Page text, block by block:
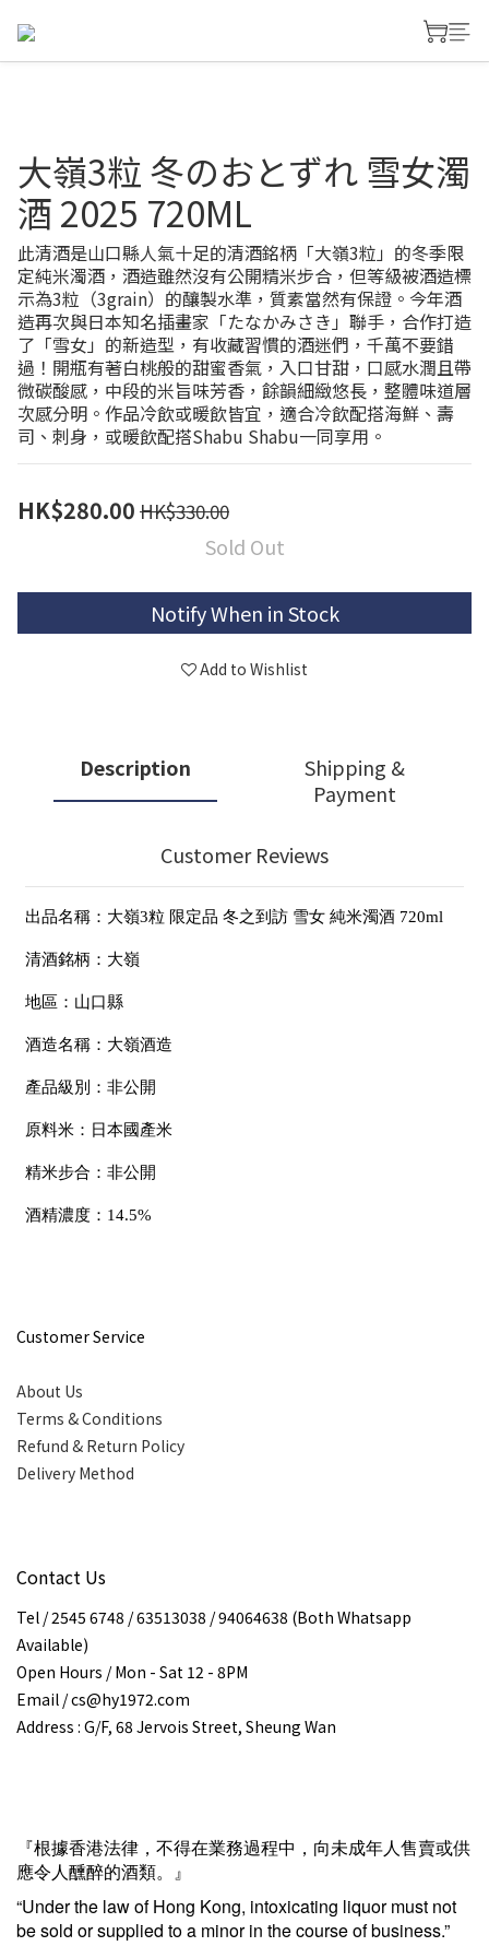
大嶺3粒 冬のおとずれ 雪女濁
酒 2025 720ML
此清酒是山口縣人氣十足的清酒銘柄「大嶺3粒」的冬季限
定純米濁酒，酒造雖然沒有公開精米步合，但等級被酒造標
示為3粒（3grain）的釀製水準，質素當然有保證。今年酒
造再次與日本知名插畫家「たなかみさき」聯手，合作打造
了「雪女」的新造型，有收藏習慣的酒迷們，千萬不要錯
過！開瓶有著白桃般的甜蜜香氣，入口甘甜，口感水潤且帶
微碳酸感，中段的米旨味芳香，餘韻細緻悠長，整體味道層
次感分明。作品冷飲或暖飲皆宜，適合冷飲配搭海鮮、壽
司、刺身，或暖飲配搭Shabu Shabu一同享用。
HK$280.00 HK$330.00
Sold Out
Notify When in Stock
Add to Wishlist
Description
Shipping &
Payment
Customer Reviews
出品名稱：大嶺3粒 限定品 冬之到訪 雪女 純米濁酒 720ml
清酒銘柄：大嶺
地區：山口縣
酒造名稱：大嶺酒造
產品級別：非公開
原料米：日本國產米
精米步合：非公開
酒精濃度：14.5%
Customer Service
About Us
Terms & Conditions
Refund & Return Policy
Delivery Method
Contact Us
Tel / 2545 6748 / 63513038 / 94064638 (Both Whatsapp
Available)
Open Hours / Mon - Sat 12 - 8PM
Email / cs@hy1972.com
Address : G/F, 68 Jervois Street, Sheung Wan
『根據香港法律，不得在業務過程中，向未成年人售賣或供
應令人醺醉的酒類。』
“Under the law of Hong Kong, intoxicating liquor must not
be sold or supplied to a minor in the course of business.”